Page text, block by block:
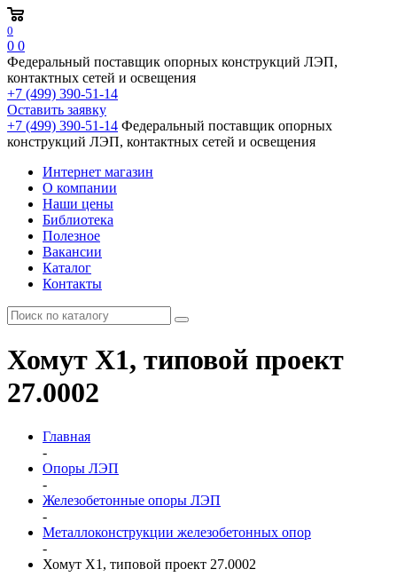
0
0 0
Федеральный поставщик опорных конструкций ЛЭП,
контактных сетей и освещения
+7 (499) 390-51-14
Оставить заявку
+7 (499) 390-51-14 Федеральный поставщик опорных
конструкций ЛЭП, контактных сетей и освещения
Интернет магазин
О компании
Наши цены
Библиотека
Полезное
Вакансии
Каталог
Контакты
Хомут Х1, типовой проект
27.0002
Главная
-
Опоры ЛЭП
-
Железобетонные опоры ЛЭП
-
Металлоконструкции железобетонных опор
-
Хомут Х1, типовой проект 27.0002